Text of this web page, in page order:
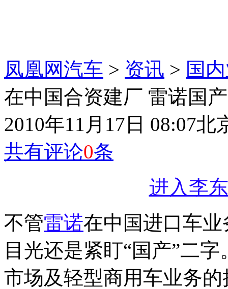
凤凰网汽车 > 资讯 > 国
在中国合资建厂 雷诺国
2010年11月17日 08:07北
共有评论0条
进入李
不管雷诺在中国进口车
目光还是紧盯“国产”二
市场及轻型商用车业务的